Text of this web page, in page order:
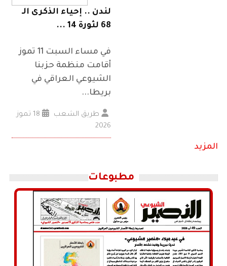
لندن .. إحياء الذكرى الـ
68 لثورة 14 ...
في مساء السبت 11 تموز
أقامت منظمة حزبنا
الشيوعي العراقي في
بريطا...
طريق الشعب
18 تموز
2026
المزيد
مطبوعات